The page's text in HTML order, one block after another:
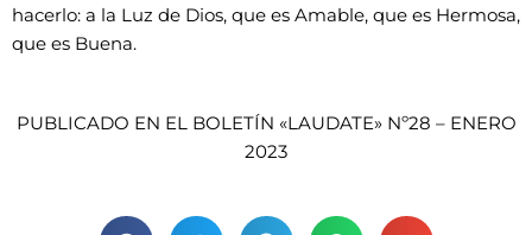
hacerlo: a la Luz de Dios, que es Amable, que es Hermosa,
que es Buena.
PUBLICADO EN EL BOLETÍN «LAUDATE» Nº28 – ENERO
2023